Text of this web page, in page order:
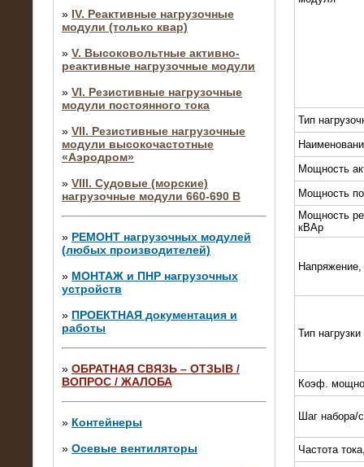
» IV. Реактивные нагрузочные
модули (только квар)
» V. Высоковольтные активно-
реактивные нагрузочные модули
» VI. Резистивные нагрузочные
модули постоянного тока
» VII. Резистивные нагрузочные
модули высокочастотные
«Аэродром»
» VIII. Судовые (морские)
нагрузочные модули 660-690 В
» РЕМОНТ нагрузочных модулей
(любых производителей)
» МОНТАЖ и ПНР нагрузочных
устройств
» ПРОЕКТНАЯ документация и
работы
» ОБРАТНАЯ СВЯЗЬ – ОТЗЫВ /
ВОПРОС / ЖАЛОБА
» Контейнеры
» Осевые вентиляторы
10.04.2015
Аренда нагрузочного модуля 4 МВт,
10 кВ
Тип
Мощность
Мощность
Мощность
кВАр
Тип нагрузки
Коэф.
Шаг набора/
Частота